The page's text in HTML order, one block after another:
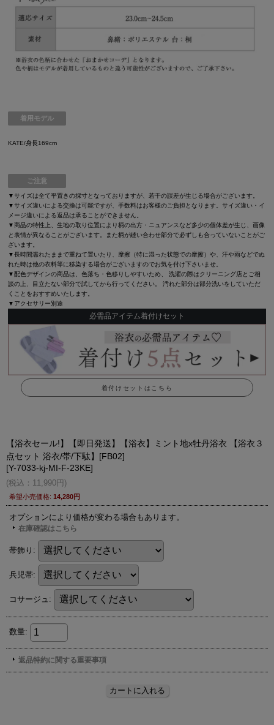
着用モデル
KATE/身長169cm
ご注意
▼サイズは全て平置きの採寸となっておりますが、若干の誤差が生じる場合がございます。
▼サイズ違いによる交換は可能ですが、手数料はお客様のご負担となります。サイズ違い・イ
メージ違いによる返品は承ることができません。
▼商品の特性上、生地の取り位置により柄の出方・ニュアンスなど多少の個体差が生じ、画像
と表情が異なることがございます。また柄が縫い合わせ部分で必ずしも合っていないことがご
ざいます。
▼長時間濡れたままで重ねて置いたり、摩擦（特に湿った状態での摩擦）や、汗や雨などでぬ
れた時は他の衣料等に移染する場合がございますのでお気を付け下さいませ。
▼配色デザインの商品は、色落ち・色移りしやすいため、 洗濯の際はクリーニング店とご相
談の上、目立たない部分で試してから行ってください。 汚れた部分は部分洗いをしていただ
くことをおすすめいたします。
▼アクセサリー別途
必需品アイテム着付けセット
着付けセットはこちら